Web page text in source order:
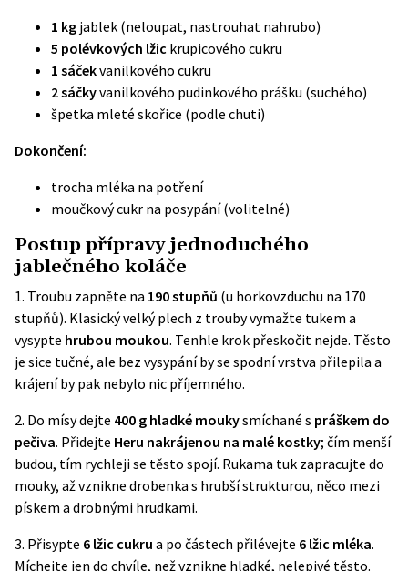
1 kg jablek (neloupat, nastrouhat nahrubo)
5 polévkových lžic krupicového cukru
1 sáčekvanilkového cukru
2 sáčkyvanilkového pudinkového prášku (suchého)
špetka mleté skořice (podle chuti)
Dokončení:
trocha mléka na potření
moučkový cukr na posypání (volitelné)
Postup přípravy jednoduchého
jablečného koláče
1. Troubu zapněte na 190 stupňů (u horkovzduchu na 170
stupňů). Klasický velký plech z trouby vymažte tukem a
vysypte hrubou moukou. Tenhle krok přeskočit nejde. Těsto
je sice tučné, ale bez vysypání by se spodní vrstva přilepila a
krájení by pak nebylo nic příjemného.
2. Do mísy dejte 400 g hladké moukysmíchané s práškem do
pečiva. Přidejte Heru nakrájenou na malé kostky; čím menší
budou, tím rychleji se těsto spojí. Rukama tuk zapracujte do
mouky, až vznikne drobenka s hrubší strukturou, něco mezi
pískem a drobnými hrudkami.
3. Přisypte 6 lžic cukru a po částech přilévejte 6 lžic mléka.
Míchejte jen do chvíle, než vznikne hladké, nelepivé těsto.